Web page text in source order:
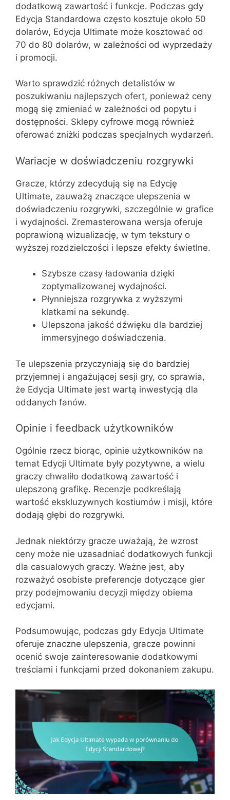
dodatkową zawartość i funkcje. Podczas gdy
Edycja Standardowa często kosztuje około 50
dolarów, Edycja Ultimate może kosztować od
70 do 80 dolarów, w zależności od wyprzedaży
i promocji.
Warto sprawdzić różnych detalistów w
poszukiwaniu najlepszych ofert, ponieważ ceny
mogą się zmieniać w zależności od popytu i
dostępności. Sklepy cyfrowe mogą również
oferować zniżki podczas specjalnych wydarzeń.
Wariacje w doświadczeniu rozgrywki
Gracze, którzy zdecydują się na Edycję
Ultimate, zauważą znaczące ulepszenia w
doświadczeniu rozgrywki, szczególnie w grafice
i wydajności. Zremasterowana wersja oferuje
poprawioną wizualizację, w tym tekstury o
wyższej rozdzielczości i lepsze efekty świetlne.
Szybsze czasy ładowania dzięki
zoptymalizowanej wydajności.
Płynniejsza rozgrywka z wyższymi
klatkami na sekundę.
Ulepszona jakość dźwięku dla bardziej
immersyjnego doświadczenia.
Te ulepszenia przyczyniają się do bardziej
przyjemnej i angażującej sesji gry, co sprawia,
że Edycja Ultimate jest wartą inwestycją dla
oddanych fanów.
Opinie i feedback użytkowników
Ogólnie rzecz biorąc, opinie użytkowników na
temat Edycji Ultimate były pozytywne, a wielu
graczy chwaliło dodatkową zawartość i
ulepszoną grafikę. Recenzje podkreślają
wartość ekskluzywnych kostiumów i misji, które
dodają głębi do rozgrywki.
Jednak niektórzy gracze uważają, że wzrost
ceny może nie uzasadniać dodatkowych funkcji
dla casualowych graczy. Ważne jest, aby
rozważyć osobiste preferencje dotyczące gier
przy podejmowaniu decyzji między obiema
edycjami.
Podsumowując, podczas gdy Edycja Ultimate
oferuje znaczne ulepszenia, gracze powinni
ocenić swoje zainteresowanie dodatkowymi
treściami i funkcjami przed dokonaniem zakupu.